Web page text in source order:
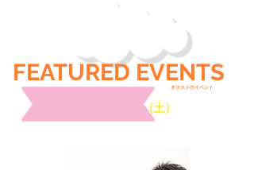
オススメのイベント
FEATURED​ EVENTS
2019年7月29日(土)
(受付時間18:10から)
​姫路市